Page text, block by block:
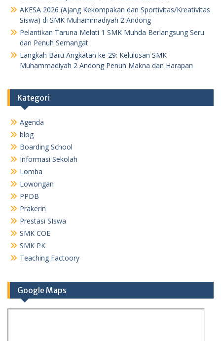
AKESA 2026 (Ajang Kekompakan dan Sportivitas/Kreativitas
Siswa) di SMK Muhammadiyah 2 Andong
Pelantikan Taruna Melati 1 SMK Muhda Berlangsung Seru
dan Penuh Semangat
Langkah Baru Angkatan ke-29: Kelulusan SMK
Muhammadiyah 2 Andong Penuh Makna dan Harapan
Kategori
Agenda
blog
Boarding School
Informasi Sekolah
Lomba
Lowongan
PPDB
Prakerin
Prestasi SIswa
SMK COE
SMK PK
Teaching Factoory
Google Maps